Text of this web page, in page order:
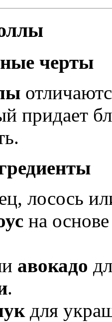
черты
придает
лосось
на
авокадо
.
для